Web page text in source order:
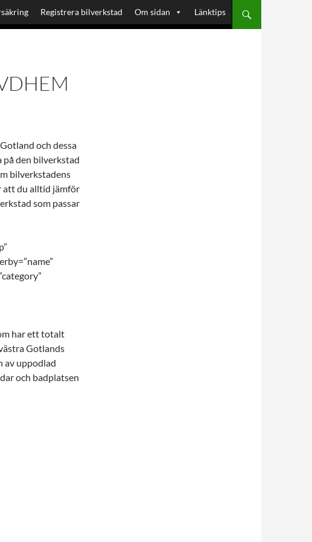
Registrera bilverkstad Om sidan Länktips
och dessa
på den bilverkstad
bilverkstadens
att du alltid jämför
som passar
har ett totalt
Gotlands
av uppodlad
och badplatsen